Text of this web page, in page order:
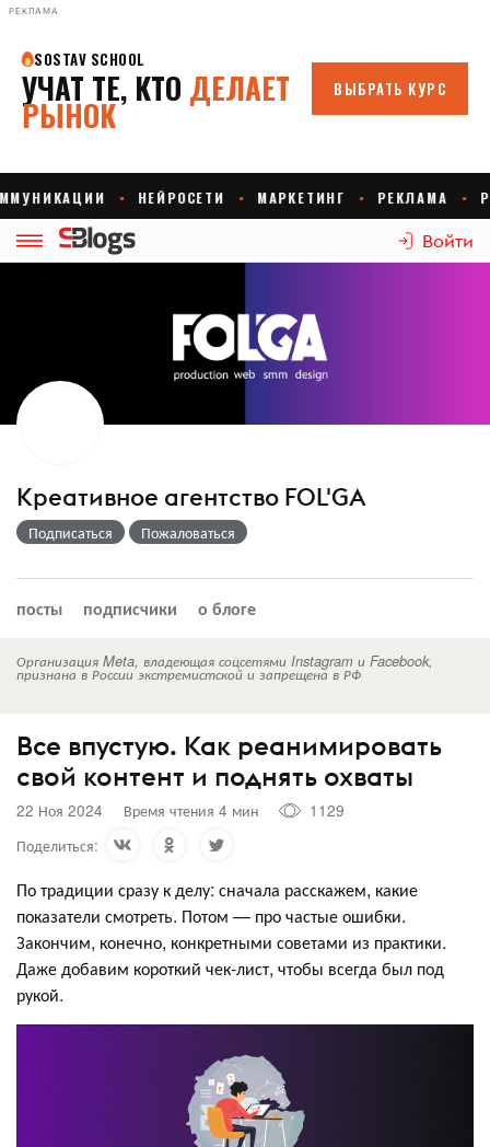
РЕКЛАМА
Войти
Креативное агентство FOL'GA
Подписаться Пожаловаться
посты подписчики о блоге
Организация Meta, владеющая соцсетями Instagram и Facebook,
признана в России экстремистской и запрещена в РФ
Все впустую. Как реанимировать
свой контент и поднять охваты
22 Ноя 2024 Время чтения 4 мин
1129
Поделиться:
По традиции сразу к делу: сначала расскажем, какие
показатели смотреть. Потом — про частые ошибки.
Закончим, конечно, конкретными советами из практики.
Даже добавим короткий чек-лист, чтобы всегда был под
рукой.